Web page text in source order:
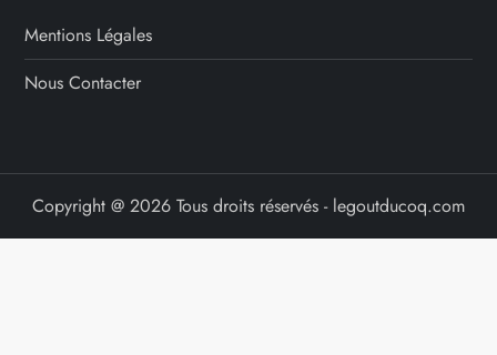
Mentions Légales
Nous Contacter
Copyright @ 2026 Tous droits réservés - legoutducoq.com